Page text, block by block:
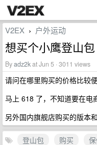
V2EX › 户外运动
想买个小鹰登山包
Byadz2kat Jun 5 · 3011 views
请问在哪里购买的价格比较
马上 618 了，不知道要在电
另外国内旗舰店购买的版本
登山包 购买